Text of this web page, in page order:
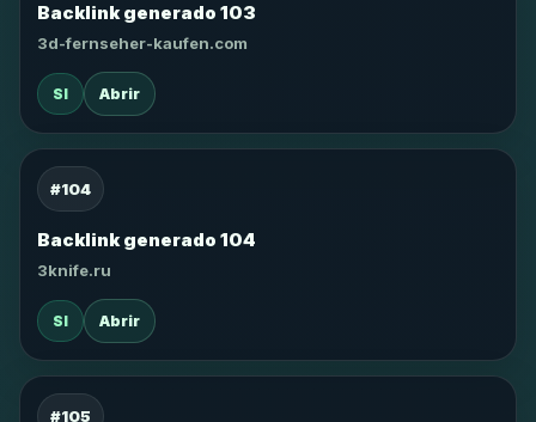
Backlink generado 103
3d-fernseher-kaufen.com
SI Abrir
#104
Backlink generado 104
3knife.ru
SI Abrir
#105